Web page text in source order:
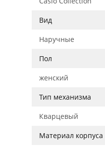
Вид
Наручные
Пол
женский
Тип механизма
Кварцевый
Материал корпуса